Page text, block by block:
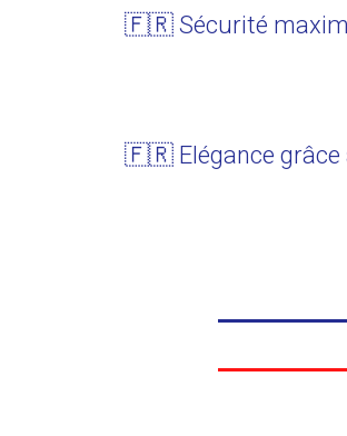
🇫🇷 Sécurité
🇫🇷 Elégance grâce